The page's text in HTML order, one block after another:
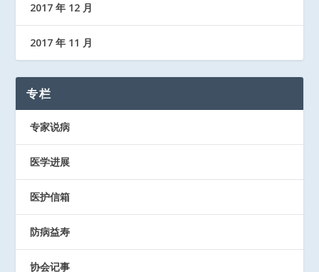
2017 年 12 月
2017 年 11 月
专栏
专家说病
医学进展
医护信箱
防病益寿
协会记事